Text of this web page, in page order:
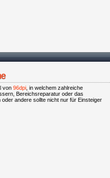
von 96dpi , in welchem zahlreiche
Bereichsreparatur oder das
andere sollte nicht nur für Einsteiger